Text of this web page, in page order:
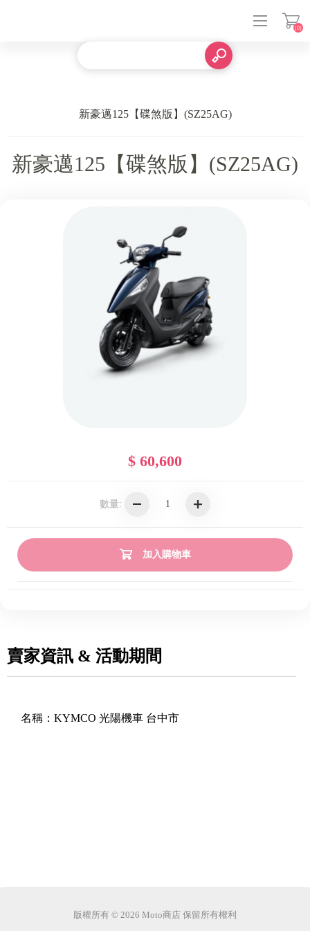
(0)
新豪邁125【碟煞版】(SZ25AG)
新豪邁125【碟煞版】(SZ25AG)
$ 60,600
數量:
加入購物車
賣家資訊 & 活動期間
名稱： KYMCO 光陽機車 台中市
版權所有 © 2026 Moto商店 保留所有權利